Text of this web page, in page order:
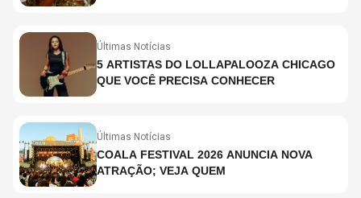
Últimas Notícias
5 ARTISTAS DO LOLLAPALOOZA CHICAGO
QUE VOCÊ PRECISA CONHECER
Últimas Notícias
COALA FESTIVAL 2026 ANUNCIA NOVA
ATRAÇÃO; VEJA QUEM